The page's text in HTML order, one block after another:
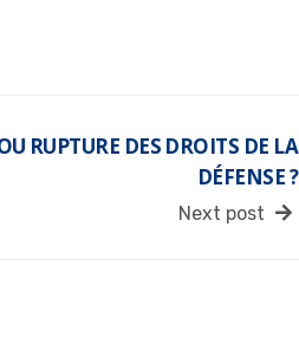
RUPTURE DES DROITS DE LA
DÉFENSE ?
Next post